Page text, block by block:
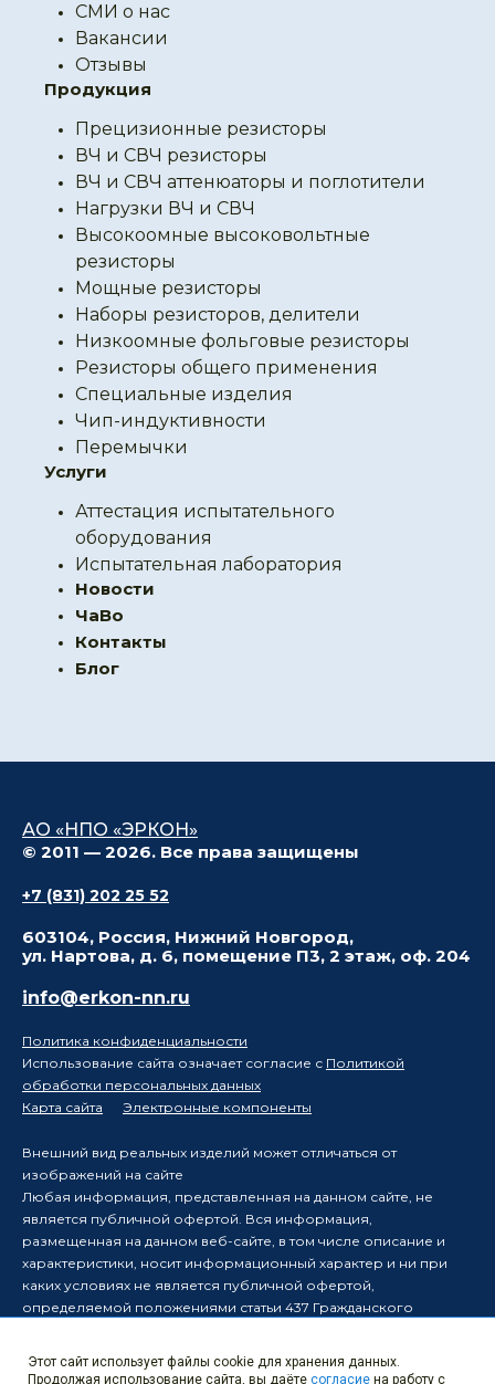
СМИ о нас
Вакансии
Отзывы
Продукция
Прецизионные резисторы
ВЧ и СВЧ резисторы
ВЧ и СВЧ аттенюаторы и поглотители
Нагрузки ВЧ и СВЧ
Высокоомные высоковольтные
резисторы
Мощные резисторы
Наборы резисторов, делители
Низкоомные фольговые резисторы
Резисторы общего применения
Специальные изделия
Чип-индуктивности
Перемычки
Услуги
Аттестация испытательного
оборудования
Испытательная лаборатория
Новости
ЧаВо
Контакты
Блог
АО «НПО «ЭРКОН»
© 2011 — 2026. Все права защищены
+7 (831) 202 25 52
603104, Россия, Нижний Новгород,
ул. Нартова, д. 6, помещение П3, 2 этаж, оф. 204
info@erkon-nn.ru
Политика конфиденциальности
Использование сайта означает согласие с Политикой
обработки персональных данных
Карта сайта
Электронные компоненты
Внешний вид реальных изделий может отличаться от
изображений на сайте
Любая информация, представленная на данном сайте, не
является публичной офертой. Вся информация,
размещенная на данном веб-сайте, в том числе описание и
характеристики, носит информационный характер и ни при
каких условиях не является публичной офертой,
определяемой положениями статьи 437 Гражданского
Производитель оставляет за собой право в одностороннем
порядке вносить изменения в информацию, размещенную на
Этот сайт использует файлы cookie для хранения данных.
Продолжая использование сайта, вы даёте согласие на работу с